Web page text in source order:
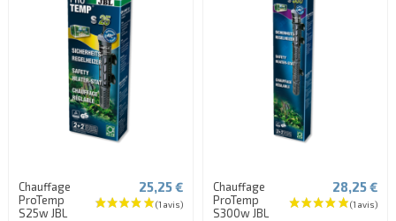
Chauffage
ProTemp
S25w JBL
25,25 €
Chauffage
ProTemp
S300w JBL
28,25 €